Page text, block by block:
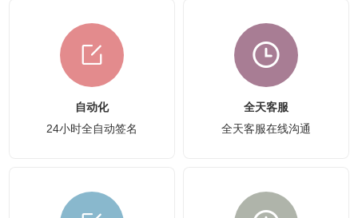
自动化
24小时全自动签名
全天客服
全天客服在线沟通